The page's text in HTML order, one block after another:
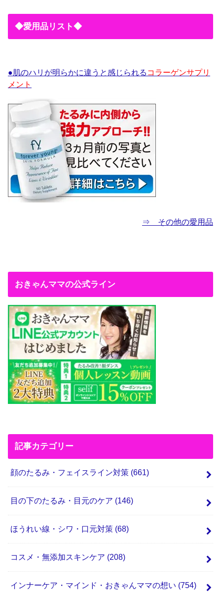
◆愛用品リスト◆
●肌のハリが明らかに違うと感じられる コラーゲンサプリ
メント
⇒ その他の愛用品
おきゃんママの公式ライン
記事カテゴリー
顔のたるみ・フェイスライン対策 (661)
目の下のたるみ・目元のケア (146)
ほうれい線・シワ・口元対策 (68)
コスメ・無添加スキンケア (208)
インナーケア・マインド・おきゃんママの想い (754)